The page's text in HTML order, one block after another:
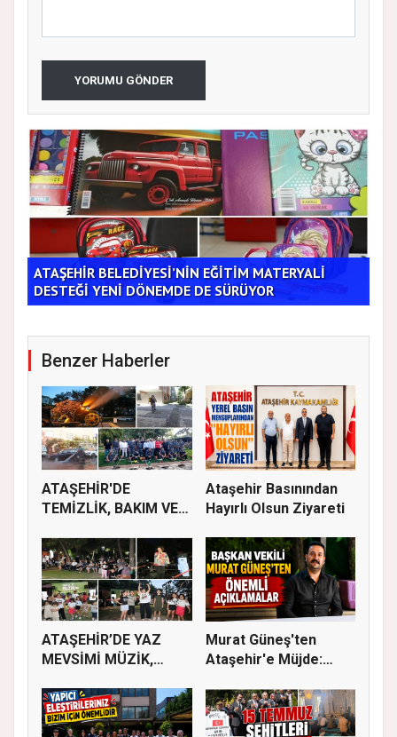
YORUMU GÖNDER
ATAŞEHİR BELEDİYESİ’NİN EĞİTİM MATERYALİ
DESTEĞİ YENİ DÖNEMDE DE SÜRÜYOR
Benzer Haberler
ATAŞEHİR'DE
TEMİZLİK, BAKIM VE
Ataşehir Basınından
Hayırlı Olsun Ziyareti
ATAŞEHİR’DE YAZ
MEVSİMİ MÜZİK,
Murat Güneş'ten
Ataşehir'e Müjde: